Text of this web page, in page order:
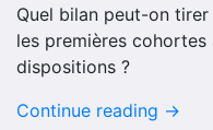
2007
mitigé
Quel bilan peut-on
les premières
dispositions ?
Continue reading →